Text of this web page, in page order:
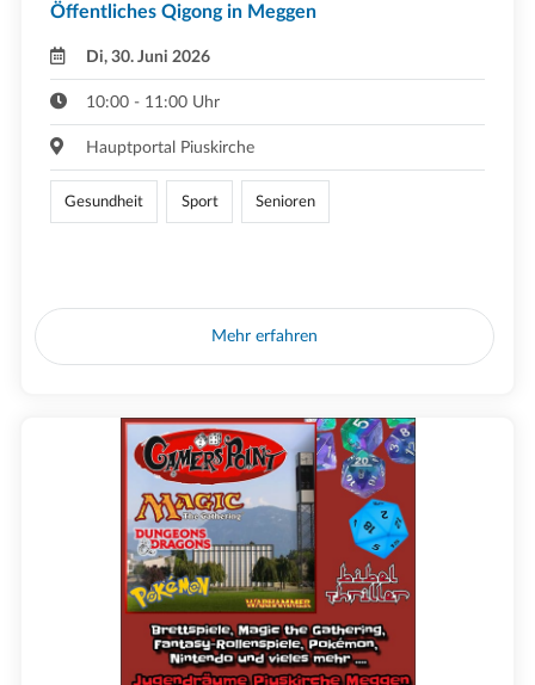
Öffentliches Qigong in Meggen
Di, 30. Juni 2026
10:00 - 11:00 Uhr
Hauptportal Piuskirche
Gesundheit Sport Senioren
Mehr erfahren